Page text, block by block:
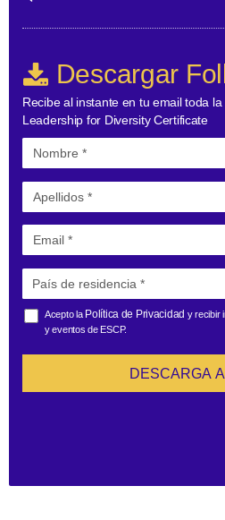
Descargar
Recibe al instante en tu email toda
Leadership for Diversity Certificate
Acepto la Política de Privacidad y recibir
y eventos de ESCP.
DESCARGA